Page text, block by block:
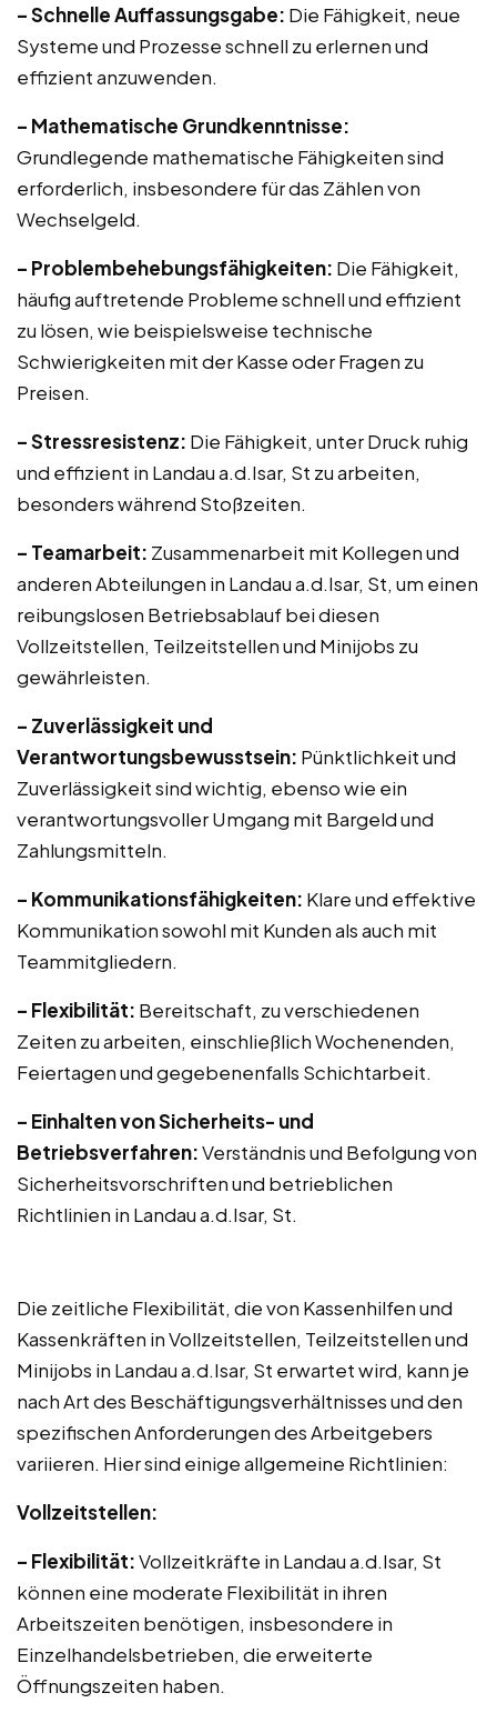
– Schnelle Auffassungsgabe: Die Fähigkeit, neue
Systeme und Prozesse schnell zu erlernen und
effizient anzuwenden.
– Mathematische Grundkenntnisse:
Grundlegende mathematische Fähigkeiten sind
erforderlich, insbesondere für das Zählen von
Wechselgeld.
– Problembehebungsfähigkeiten: Die Fähigkeit,
häufig auftretende Probleme schnell und effizient
zu lösen, wie beispielsweise technische
Schwierigkeiten mit der Kasse oder Fragen zu
Preisen.
– Stressresistenz: Die Fähigkeit, unter Druck ruhig
und effizient in Landau a.d.Isar, St zu arbeiten,
besonders während Stoßzeiten.
– Teamarbeit: Zusammenarbeit mit Kollegen und
anderen Abteilungen in Landau a.d.Isar, St, um einen
reibungslosen Betriebsablauf bei diesen
Vollzeitstellen, Teilzeitstellen und Minijobs zu
gewährleisten.
– Zuverlässigkeit und
Verantwortungsbewusstsein: Pünktlichkeit und
Zuverlässigkeit sind wichtig, ebenso wie ein
verantwortungsvoller Umgang mit Bargeld und
Zahlungsmitteln.
– Kommunikationsfähigkeiten: Klare und effektive
Kommunikation sowohl mit Kunden als auch mit
Teammitgliedern.
– Flexibilität: Bereitschaft, zu verschiedenen
Zeiten zu arbeiten, einschließlich Wochenenden,
Feiertagen und gegebenenfalls Schichtarbeit.
– Einhalten von Sicherheits- und
Betriebsverfahren:Verständnis und Befolgung von
Sicherheitsvorschriften und betrieblichen
Richtlinien in Landau a.d.Isar, St.
Die zeitliche Flexibilität, die von Kassenhilfen und
Kassenkräften in Vollzeitstellen, Teilzeitstellen und
Minijobs in Landau a.d.Isar, St erwartet wird, kann je
nach Art des Beschäftigungsverhältnisses und den
spezifischen Anforderungen des Arbeitgebers
variieren. Hier sind einige allgemeine Richtlinien:
Vollzeitstellen:
– Flexibilität:Vollzeitkräfte in Landau a.d.Isar, St
können eine moderate Flexibilität in ihren
Arbeitszeiten benötigen, insbesondere in
Einzelhandelsbetrieben, die erweiterte
Öffnungszeiten haben.